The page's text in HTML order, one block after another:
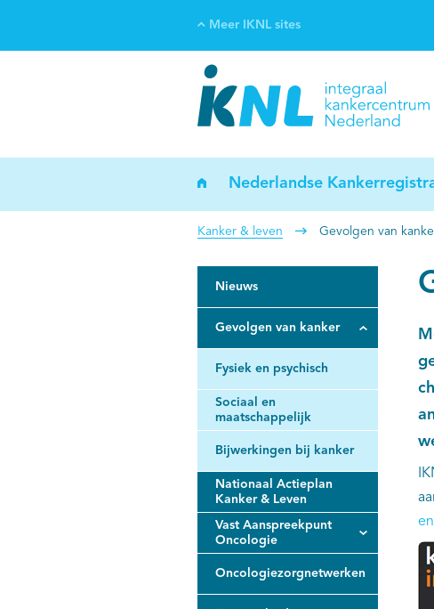
kanker
Meer IKNL sites
Nederlandse
Kanker & leven Gevolgen van
Nieuws
Gevolgen van kanker
Fysiek en psychisch
Sociaal en
maatschappelijk
Bijwerkingen bij kanker
Nationaal Actieplan
Kanker & Leven
Vast Aanspreekpunt
Oncologie
Oncologiezorgnetwerken